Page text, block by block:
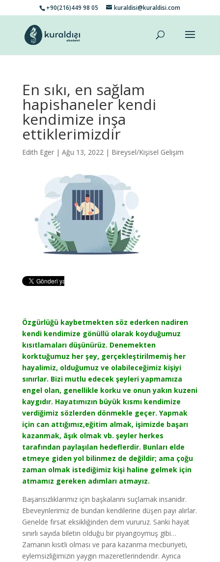
+90(216)449 98 05 kuraldisi@kuraldisi.com
En sıkı, en sağlam
hapishaneler kendi
kendimize inşa
ettiklerimizdir
Edith Eger| Ağu 13, 2022 | Bireysel/Kişisel Gelişim
Özgürlüğü kaybetmekten söz ederken nadiren
kendi kendimize gönüllü olarak koyduğumuz
kısıtlamaları düşünürüz. Denemekten
korktuğumuz her şey, gerçekleştirilmemiş her
hayalimiz, olduğumuz ve olabileceğimiz kişiyi
sınırlar. Bizi mutlu edecek şeyleri yapmamıza
engel olan, genellikle korku ve onun yakın kuzeni
kaygıdır. Hayatımızın büyük kısmı kendimize
verdiğimiz sözlerden dönmekle geçer. Yapmak
için can attığımız,eğitim almak, işimizde başarı
kazanmak, âşık olmak vb. şeyler herkes
tarafından paylaşılan hedeflerdir. Bunları elde
etmeye giden yol bilinmez de değildir; ama çoğu
zaman olmak istediğimiz kişi haline gelmek için
atmamız gereken adımları atmayız.
Başarısızlıklarımız için başkalarını suçlamak insanidir.
Ebeveynlerimiz de bundan kendilerine düşen payı alırlar.
Genelde fırsat eksikliğinden dem vururuz. Sanki hayat
sınırlı sayıda biletin olduğu bir piyangoymuş gibi…
Zamanın kısıtlı olması ve para kazanma mecburiyeti,
eylemsizliğimizin yaygın mazeretlerindendir. Ayrıca